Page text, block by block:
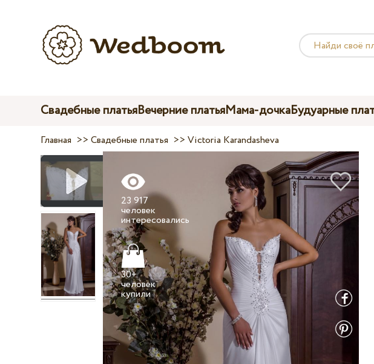
Свадебные платьяВечерние платьяМама-дочкаБудуарные
Главная >>Свадебные платья >>Victoria Karandasheva
23 917
человек
30+
человек
купили